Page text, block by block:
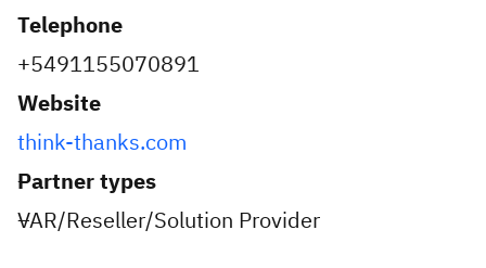
Telephone
+5491155070891
Website
think-thanks.com
Partner types
VAR/Reseller/Solution Provider